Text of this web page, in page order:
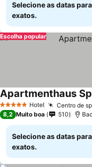
Selecione as datas
exatos.
Escolha popular
5 Estrelas Hotel Centro de
Apartmenthaus
8,2 Muito boa 510
Selecione as datas
exatos.